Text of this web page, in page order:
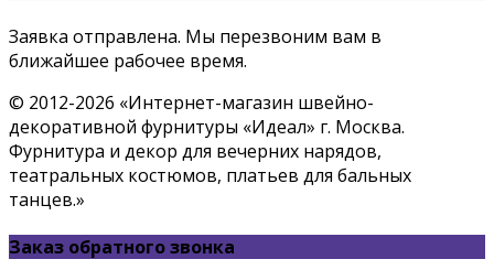
Заявка отправлена. Мы перезвоним вам в
ближайшее рабочее время.
© 2012-2026 «Интернет-магазин швейно-
декоративной фурнитуры «Идеал» г. Москва.
Фурнитура и декор для вечерних нарядов,
театральных костюмов, платьев для бальных
танцев.»
Заказ обратного звонка